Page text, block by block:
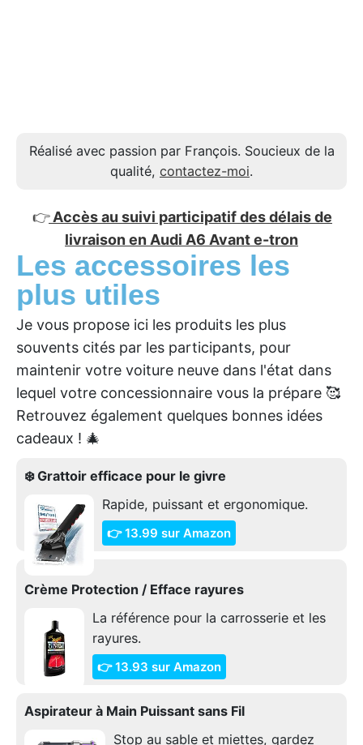
Réalisé avec passion par François. Soucieux de la
qualité, contactez-moi.
👉 Accès au suivi participatif des délais de
livraison en Audi A6 Avant e-tron
Les accessoires les
plus utiles
Je vous propose ici les produits les plus
souvents cités par les participants, pour
maintenir votre voiture neuve dans l'état dans
lequel votre concessionnaire vous la prépare 🥰
Retrouvez également quelques bonnes idées
cadeaux ! 🎄
❄️ Grattoir efficace pour le givre
Rapide, puissant et ergonomique.
👉 13.99 sur Amazon
Crème Protection / Efface rayures
La référence pour la carrosserie et les
rayures.
👉 13.93 sur Amazon
Aspirateur à Main Puissant sans Fil
Stop au sable et miettes, gardez